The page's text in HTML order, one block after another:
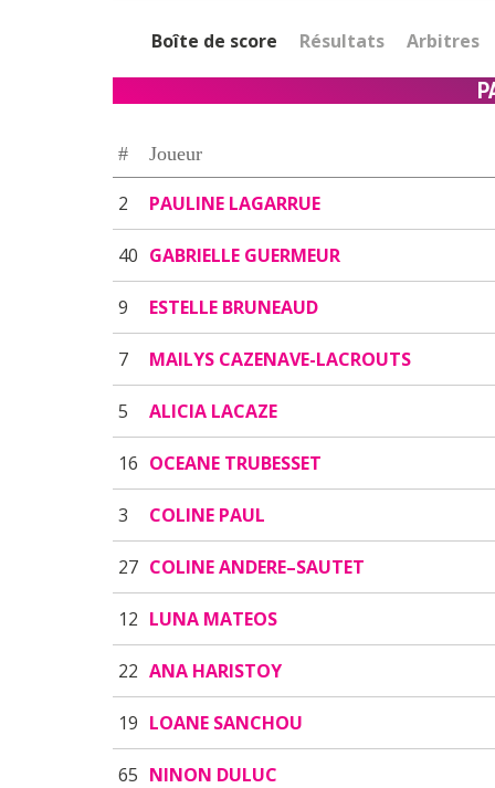
Boîte de score Résultats Arbitres
# Joueur
2 PAULINE LAGARRUE
40 GABRIELLE GUERMEUR
9 ESTELLE BRUNEAUD
7 MAILYS CAZENAVE-LACROUTS
5 ALICIA LACAZE
16 OCEANE TRUBESSET
3 COLINE PAUL
27 COLINE ANDERE–SAUTET
12 LUNA MATEOS
22 ANA HARISTOY
19 LOANE SANCHOU
65 NINON DULUC